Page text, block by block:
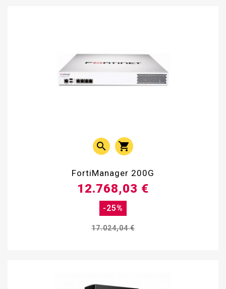
 
FortiManager 200G
17.024,04 €
-25%
12.768,03 €